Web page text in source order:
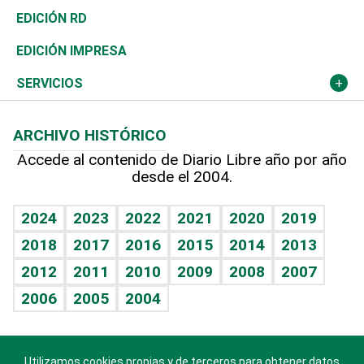
Ocenanía
Caribe
Resto del mundo
Telecom.
Global y variable
Economía personal
Sociales
Novedades
Podcast Arte Libre
Hablando con el pediatra
Vida y familia
Eñe
Celebrando la vida
Sin complejos
En pocas palabras
Tenis
Olimpismo
Más deportes
TBT Deportivo
El Espía
Noticiero Poteleche
Columnistas
Más firmas
Historia
Martes de tecnología
Cambio climático
Revista
Deportes
Opinión
Hecho en casa
Guía del dinero
EDICIÓN RD
EDICIÓN IMPRESA
SERVICIOS
Cumpleaños
Horóscopos
Crucigramas
ARCHIVO HISTÓRICO
Accede al contenido de Diario Libre año por año
desde el 2004.
2024 2023 2022 2021 2020
2019
2018
2017 2016 2015 2014
2013
2012
2011 2010 2009 2008
2007
2006
2005 2004